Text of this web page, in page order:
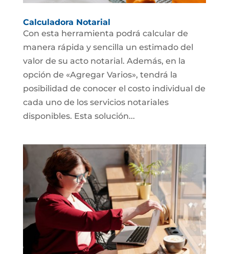
Calculadora Notarial
Con esta herramienta podrá calcular de
manera rápida y sencilla un estimado del
valor de su acto notarial. Además, en la
opción de «Agregar Varios», tendrá la
posibilidad de conocer el costo individual de
cada uno de los servicios notariales
disponibles. Esta solución...